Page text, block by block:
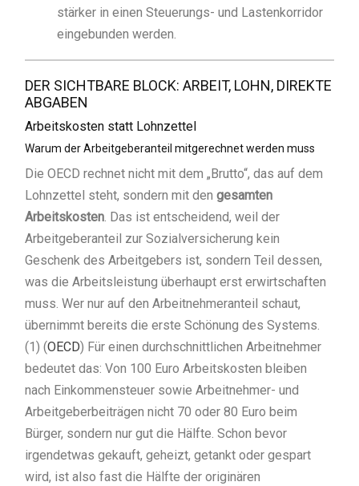
stärker in einen Steuerungs- und Lastenkorridor
eingebunden werden.
DER SICHTBARE BLOCK: ARBEIT, LOHN, DIREKTE
ABGABEN
Arbeitskosten statt Lohnzettel
Warum der Arbeitgeberanteil mitgerechnet werden muss
Die OECD rechnet nicht mit dem „Brutto“, das auf dem
Lohnzettel steht, sondern mit den gesamten
Arbeitskosten. Das ist entscheidend, weil der
Arbeitgeberanteil zur Sozialversicherung kein
Geschenk des Arbeitgebers ist, sondern Teil dessen,
was die Arbeitsleistung überhaupt erst erwirtschaften
muss. Wer nur auf den Arbeitnehmeranteil schaut,
übernimmt bereits die erste Schönung des Systems.
(1) (OECD) Für einen durchschnittlichen Arbeitnehmer
bedeutet das: Von 100 Euro Arbeitskosten bleiben
nach Einkommensteuer sowie Arbeitnehmer- und
Arbeitgeberbeiträgen nicht 70 oder 80 Euro beim
Bürger, sondern nur gut die Hälfte. Schon bevor
irgendetwas gekauft, geheizt, getankt oder gespart
wird, ist also fast die Hälfte der originären